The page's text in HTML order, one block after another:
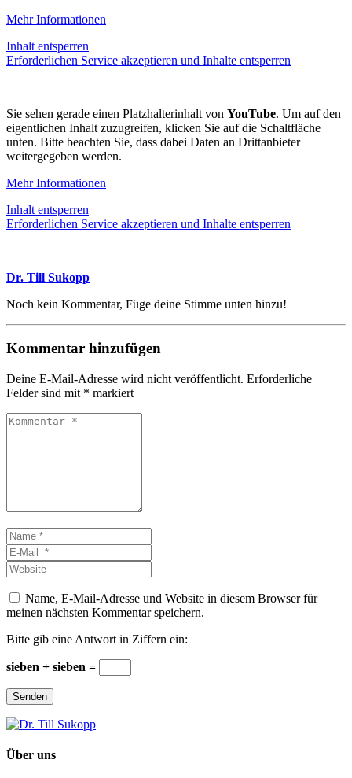
Mehr Informationen
Inhalt entsperren
Erforderlichen Service akzeptieren und Inhalte entsperren
Sie sehen gerade einen Platzhalterinhalt von YouTube. Um auf den
eigentlichen Inhalt zuzugreifen, klicken Sie auf die Schaltfläche
unten. Bitte beachten Sie, dass dabei Daten an Drittanbieter
weitergegeben werden.
Mehr Informationen
Inhalt entsperren
Erforderlichen Service akzeptieren und Inhalte entsperren
Dr. Till Sukopp
Noch kein Kommentar, Füge deine Stimme unten hinzu!
Kommentar hinzufügen
Deine E-Mail-Adresse wird nicht veröffentlicht. Erforderliche
Felder sind mit * markiert
Kommentar
Name
*E-
Mail
*
Website
Name, E-Mail-Adresse und Website in diesem Browser für
meinen nächsten Kommentar speichern.
Bitte gib eine Antwort in Ziffern ein:
sieben + sieben =
Senden
Über uns